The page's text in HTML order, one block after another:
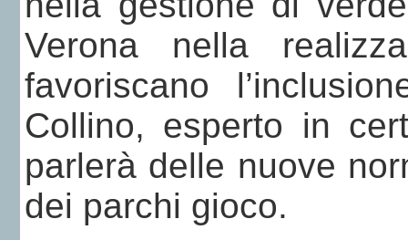
Verona nella
favoriscano
Collino, esperto in
parlerà delle nuove
dei parchi gioco.